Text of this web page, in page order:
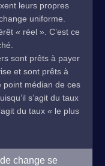
leurs propres
uniforme.
« réel ». C’est ce
sont prêts à payer
et sont prêts à
point médian de ces
s’agit du taux
du taux « le plus
change se